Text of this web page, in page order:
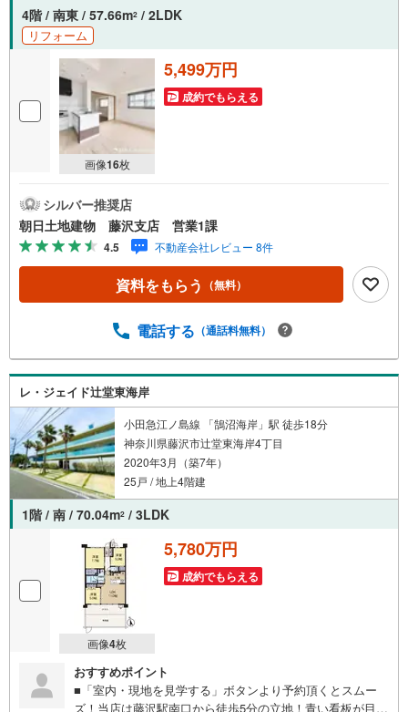
4階 / 南東 / 57.66m2 / 2LDK
リフォーム
画像16枚
5,499万円
成約でもらえる
シルバー推奨店
朝日土地建物 藤沢支店 営業1課
4.5 不動産会社レビュー 8件
資料をもらう （無料）
電話する （通話料無料）
レ・ジェイド辻堂東海岸
小田急江ノ島線 「鵠沼海岸」駅 徒歩18分
神奈川県藤沢市辻堂東海岸4丁目
2020年3月（築7年）
25戸 / 地上4階建
1階 / 南 / 70.04m2 / 3LDK
画像4枚
5,780万円
成約でもらえる
おすすめポイント
■「室内・現地を見学する」ボタンより予約頂くとスムー
ズ！当店は藤沢駅南口から徒歩5分の立地！青い看板が目印